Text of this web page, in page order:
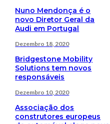
Nuno Mendonça é o
novo Diretor Geral da
Audi em Portugal
Dezembro 18, 2020
Bridgestone Mobility
Solutions tem novos
responsáveis
Dezembro 10, 2020
Associação dos
construtores europeus